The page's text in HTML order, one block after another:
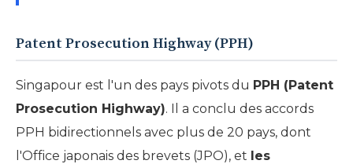
Patent Prosecution Highway (PPH)
Singapour est l'un des pays pivots du PPH (Patent
Prosecution Highway). Il a conclu des accords
PPH bidirectionnels avec plus de 20 pays, dont
l'Office japonais des brevets (JPO), et les